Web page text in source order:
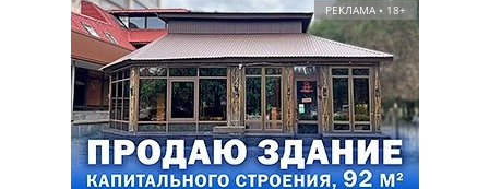
РЕКЛАМА • 18+